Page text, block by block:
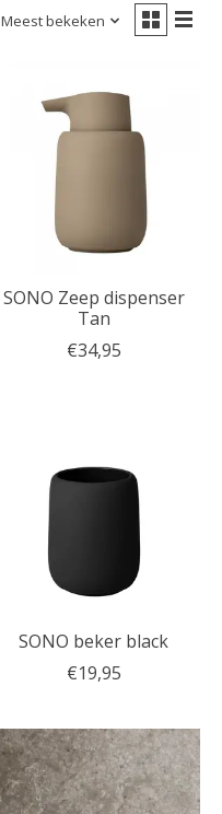
Meest bekeken
SONO Zeep dispenser
Tan
€34,95
SONO beker black
€19,95